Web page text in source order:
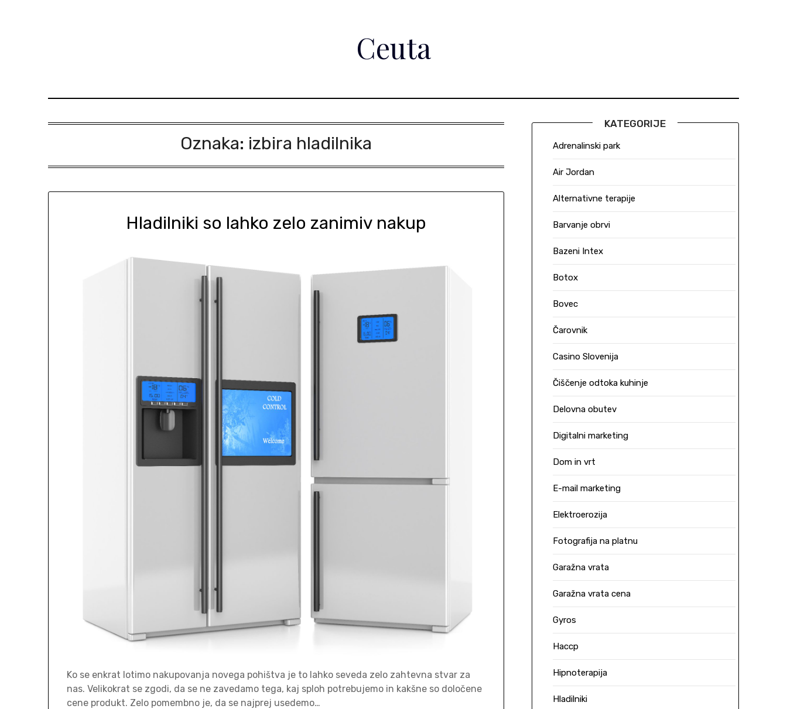
Ceuta
Oznaka: izbira hladilnika
Hladilniki so lahko zelo zanimiv nakup
Ko se enkrat lotimo nakupovanja novega pohištva je to lahko seveda zelo zahtevna stvar za
nas. Velikokrat se zgodi, da se ne zavedamo tega, kaj sploh potrebujemo in kakšne so določene
cene produkt. Zelo pomembno je, da se najprej usedemo…
KATEGORIJE
Adrenalinski park
Air Jordan
Alternativne terapije
Barvanje obrvi
Bazeni Intex
Botox
Bovec
Čarovnik
Casino Slovenija
Čiščenje odtoka kuhinje
Delovna obutev
Digitalni marketing
Dom in vrt
E-mail marketing
Elektroerozija
Fotografija na platnu
Garažna vrata
Garažna vrata cena
Gyros
Haccp
Hipnoterapija
Hladilniki